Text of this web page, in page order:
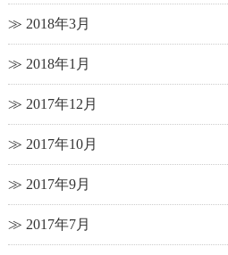
2018年3月
2018年1月
2017年12月
2017年10月
2017年9月
2017年7月